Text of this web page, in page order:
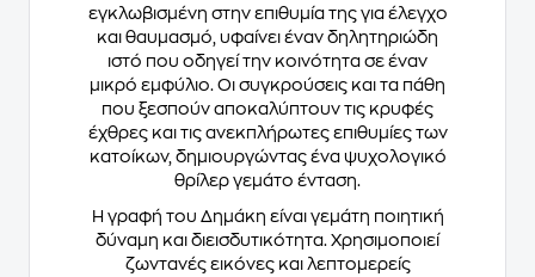
εγκλωβισμένη στην επιθυμία της για έλεγχο
και θαυμασμό, υφαίνει έναν δηλητηριώδη
ιστό που οδηγεί την κοινότητα σε έναν
μικρό εμφύλιο. Οι συγκρούσεις και τα πάθη
που ξεσπούν αποκαλύπτουν τις κρυφές
έχθρες και τις ανεκπλήρωτες επιθυμίες των
κατοίκων, δημιουργώντας ένα ψυχολογικό
θρίλερ γεμάτο ένταση.
Η γραφή του Δημάκη είναι γεμάτη ποιητική
δύναμη και διεισδυτικότητα. Χρησιμοποιεί
ζωντανές εικόνες και λεπτομερείς